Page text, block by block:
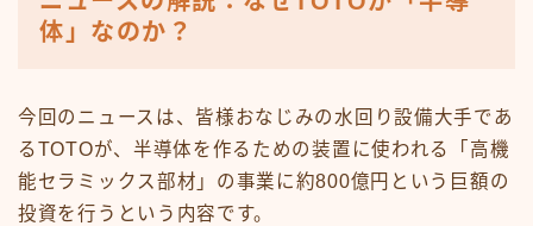
体」なのか？
今回のニュースは、皆様おなじみの水回り設備大手であ
るTOTOが、半導体を作るための装置に使われる「高機
能セラミックス部材」の事業に約800億円という巨額の
投資を行うという内容です。